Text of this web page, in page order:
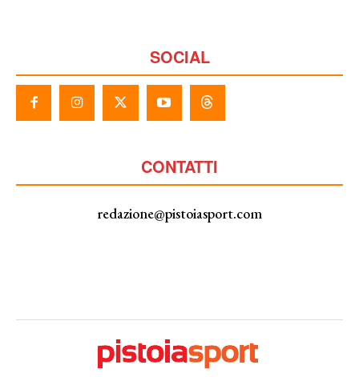
SOCIAL
CONTATTI
redazione@pistoiasport.com